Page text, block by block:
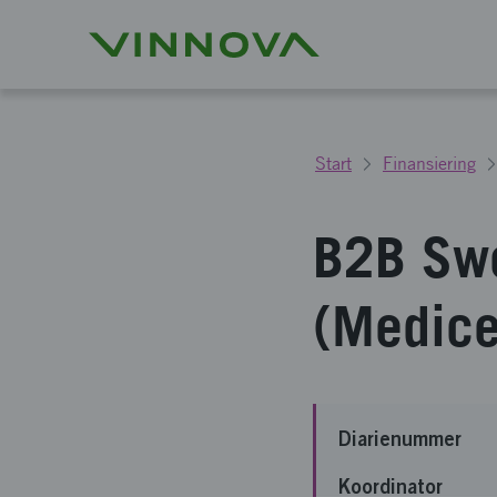
Start Finansiering
B2B
Diarienummer
Koordinator